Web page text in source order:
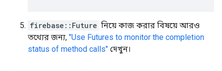
firebase::Future নিয়ে কাজ করার বিষয়ে আরও
তথ্যের জন্য, "Use Futures to monitor the completion
status of method calls" দেখুন।